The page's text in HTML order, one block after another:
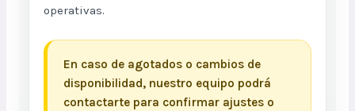
operativas.
En caso de agotados o cambios de
disponibilidad, nuestro equipo podrá
contactarte para confirmar ajustes o